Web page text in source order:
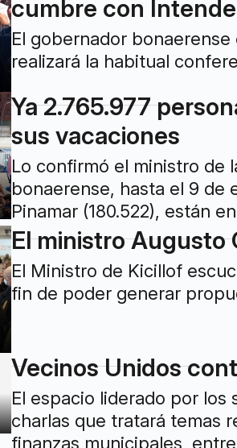
cumbre con
El gobernador
realizará la habitual
Ya 2.765.977
sus vacaciones
Lo confirmó el ministro de
bonaerense, hasta el 9 de
Pinamar (180.522), están
El ministro Augusto
El Ministro de Kicillof
fin de poder generar
Vecinos Unidos
El espacio liderado por los
charlas que tratará temas
finanzas municipales,